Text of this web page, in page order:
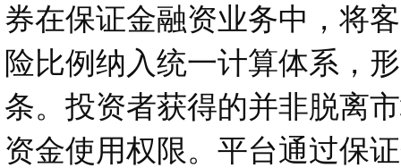
券在保证金融资业务中，将
险比例纳入统一计算体系，
条。投资者获得的并非脱离
资金使用权限。平台通过保